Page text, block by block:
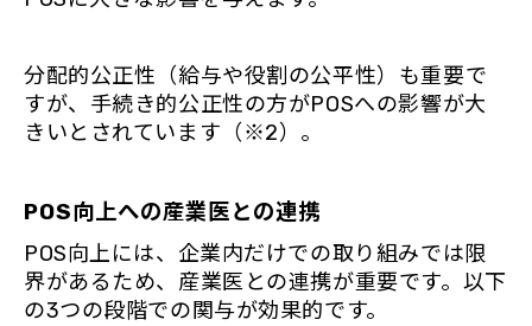
分配的公正性（給与や役割の公平性）も重要で
すが、手続き的公正性の方がPOSへの影響が大
きいとされています（※2）。
POS向上への産業医との連携
POS向上には、企業内だけでの取り組みでは限
界があるため、産業医との連携が重要です。以下
の3つの段階での関与が効果的です。